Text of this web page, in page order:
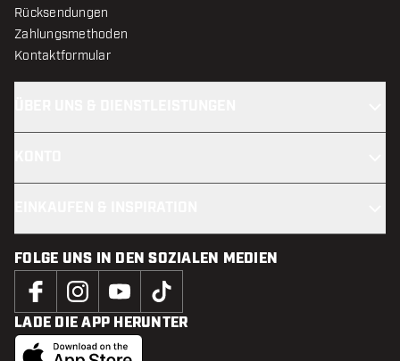
Rücksendungen
Zahlungsmethoden
Kontaktformular
FOLGE UNS IN DEN SOZIALEN MEDIEN
LADE DIE APP HERUNTER